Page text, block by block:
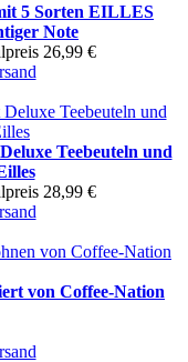
5 Sorten EILLES
Note
26,99 €
Teebeuteln und
28,99 €
von Coffee-Nation